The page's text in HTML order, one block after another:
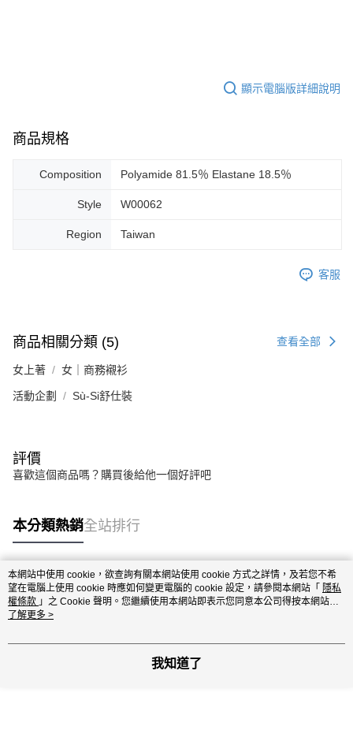
顯示電腦版詳細說明
商品規格
Composition Polyamide 81.5％ Elastane 18.5％
Style W00062
Region Taiwan
客服
商品相關分類 (5) 查看全部
女上著 女｜商務襯衫
活動企劃 Sù-Si舒仕裝
評價
喜歡這個商品嗎？購買後給他一個好評吧
本分類熱銷全站排行
熱門標籤
本網站中使用 cookie，欲查詢有關本網站使用 cookie 方式之詳情，及若您不希
望在電腦上使用 cookie 時應如何變更電腦的 cookie 設定，請參閱本網站「 隱私
權條款 」之 Cookie 聲明。您繼續使用本網站即表示您同意本公司得按本網站使
用條款之 Cookie 聲明使用 cookie。
了解更多 >
我知道了